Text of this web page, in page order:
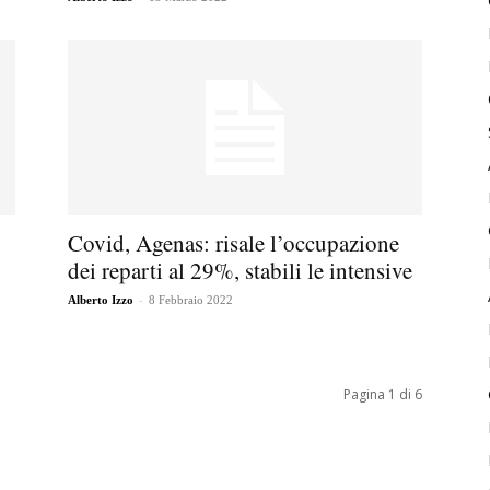
Covid, Agenas: risale l’occupazione
dei reparti al 29%, stabili le intensive
Alberto Izzo - 8 Febbraio 2022
Pagina 1 di 6